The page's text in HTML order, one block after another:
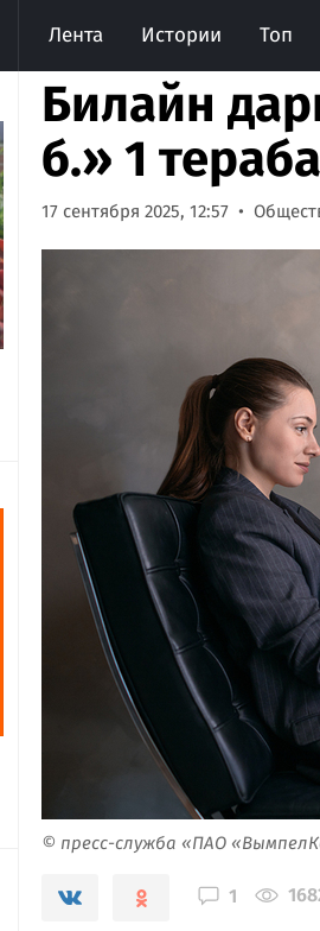
Лента Истории Топ
Билайн
б.» 1
17 сентября 2025, 12:57
© пресс-служба «ПАО
1